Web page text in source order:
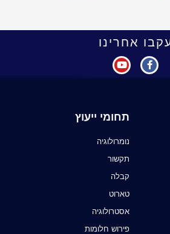
אחרינו
תחומי ייעוץ
נומרולוגיה
תקשור
קבלה
טארוט
אסטרולוגיה
פירוש חלומות